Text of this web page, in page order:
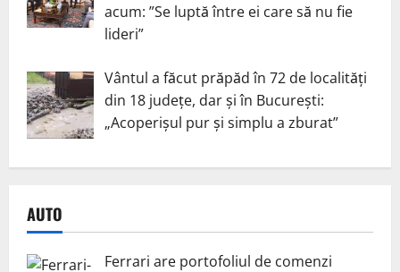
acum: ”Se luptă între ei care să nu fie
lideri”
Vântul a făcut prăpăd în 72 de localități
din 18 județe, dar și în București:
„Acoperișul pur și simplu a zburat”
AUTO
Ferrari are portofoliul de comenzi